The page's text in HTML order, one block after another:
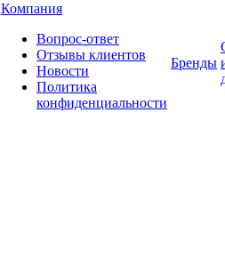
Компания
Вопрос-ответ
Отзывы клиентов
Новости
Политика
конфиденциальности
Бренды